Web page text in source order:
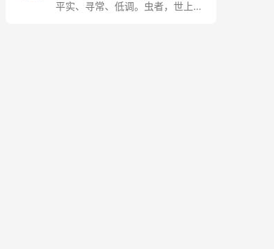
平实、寻常、低调。虫者，世上最